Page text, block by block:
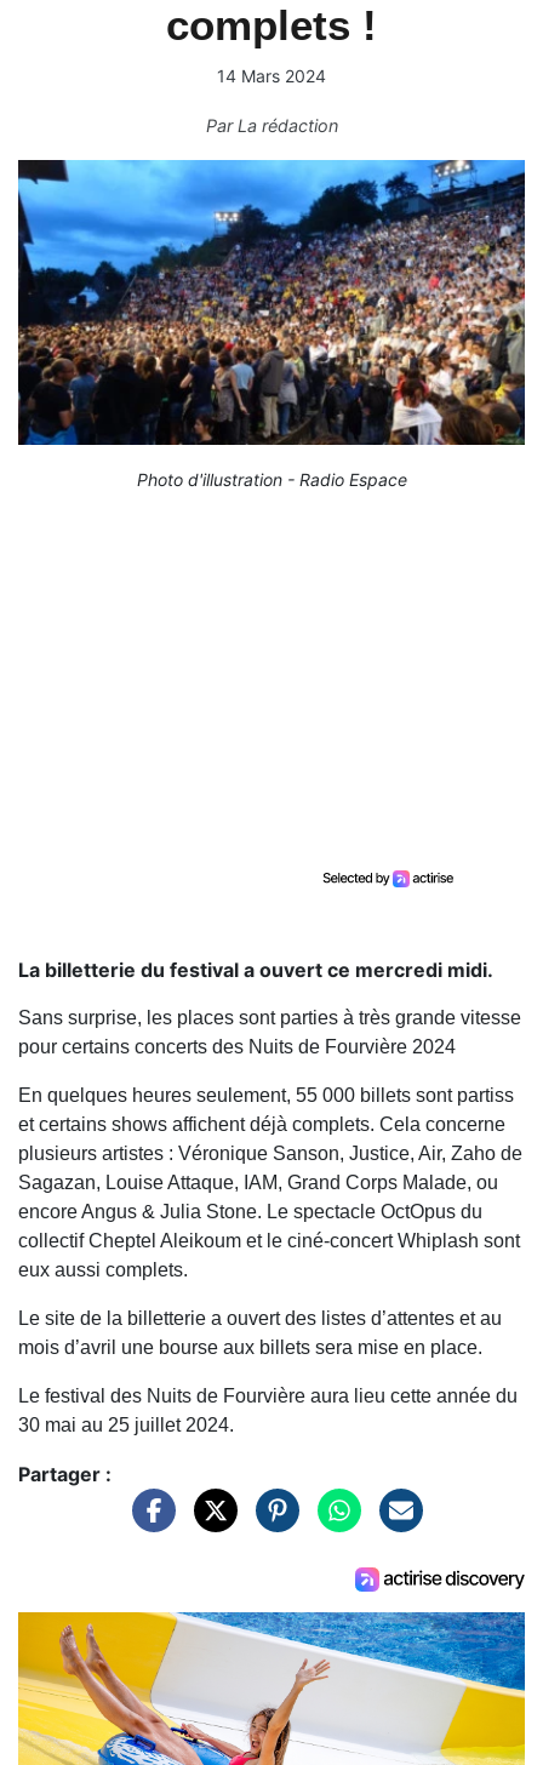
complets !
14 Mars 2024
ParLa rédaction
Photo d'illustration - Radio Espace
La billetterie du festival a ouvert ce mercredi midi.
Sans surprise, les places sont parties à très grande vitesse
pour certains concerts des Nuits de Fourvière 2024
En quelques heures seulement, 55 000 billets sont partiss
et certains shows affichent déjà complets. Cela concerne
plusieurs artistes : Véronique Sanson, Justice, Air, Zaho de
Sagazan, Louise Attaque, IAM, Grand Corps Malade, ou
encore Angus & Julia Stone. Le spectacle OctOpus du
collectif Cheptel Aleikoum et le ciné-concert Whiplash sont
eux aussi complets.
Le site de la billetterie a ouvert des listes d’attentes et au
mois d’avril une bourse aux billets sera mise en place.
Le festival des Nuits de Fourvière aura lieu cette année du
30 mai au 25 juillet 2024.
Partager :